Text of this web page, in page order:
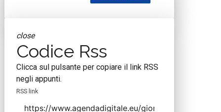
close
Codice Rss
Clicca sul pulsante per copiare il link RSS
negli appunti.
RSS link